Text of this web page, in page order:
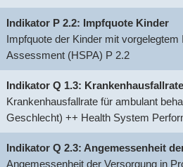
Indikator P 2.2: Impfquote Kinder
Impfquote der Kinder mit
Assessment (HSPA) P 2.2
Indikator Q 1.3:
Krankenhausfallrate für ambulant
Geschlecht) ++ Health System
Indikator Q 2.3: Angemessenheit
Angemessenheit der Versorgung in